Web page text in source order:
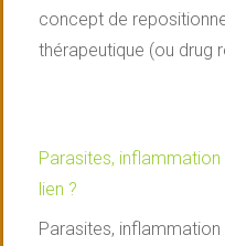
concept de
thérapeutique (ou drug
Parasites, inflammation
lien ?
Parasites,